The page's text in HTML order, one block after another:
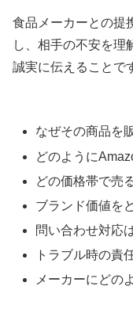
食品メーカーとの提
し、相手の不安を理
誠実に伝えることで
なぜその商品を
どのように
どの価格帯で売
ブランド価値を
問い合わせ対応
トラブル時の責
メーカーにどの